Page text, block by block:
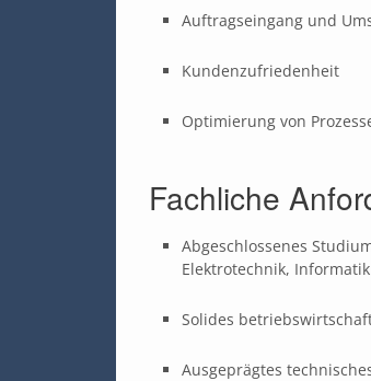
Auftragseingang und
Kundenzufriedenheit
Optimierung von
Fachliche
Abgeschlossenes
Elektrotechnik,
Solides
Ausgeprägtes